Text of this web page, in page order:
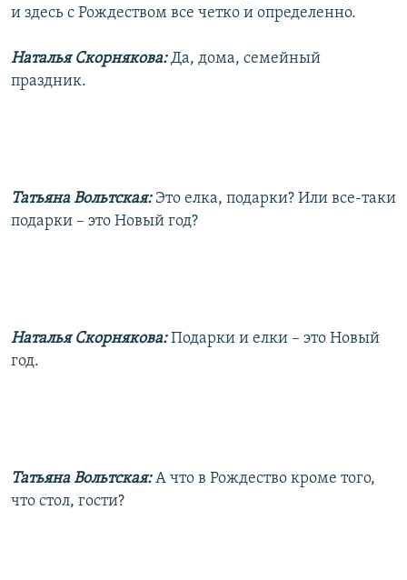
и здесь с Рождеством все четко и определенно.
Наталья Скорнякова:Да, дома, семейный
праздник.
Татьяна Вольтская: Это елка, подарки? Или все-таки
подарки – это Новый год?
Наталья Скорнякова:Подарки и елки – это Новый
год.
Татьяна Вольтская:А что в Рождество кроме того,
что стол, гости?